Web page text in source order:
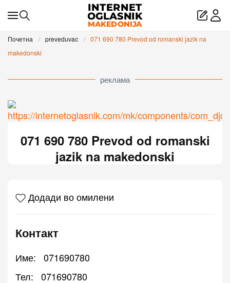
Skip to main content
Почетна preveduvac
071 690 780 Prevod od romanski jazik na
makedonski
реклама
071 690 780 Prevod od romanski
jazik na makedonski
Додади во омилени
Контакт
Име:
071690780
Тел:
071690780